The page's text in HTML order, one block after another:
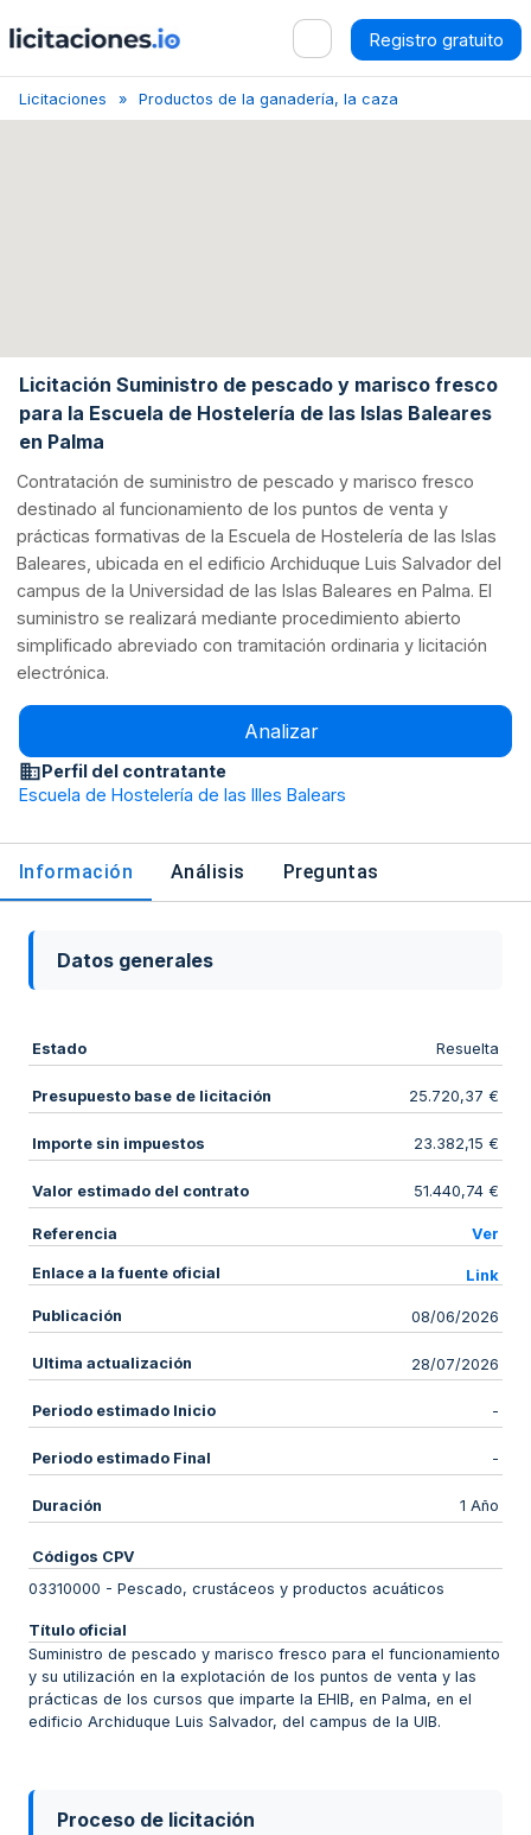
Registro gratuito
Licitaciones Productos de la ganadería, la caza y la pesca
Licitación Suministro de pescado y marisco fresco
para la Escuela de Hostelería de las Islas Baleares
en Palma
Contratación de suministro de pescado y marisco fresco
destinado al funcionamiento de los puntos de venta y
prácticas formativas de la Escuela de Hostelería de las Islas
Baleares, ubicada en el edificio Archiduque Luis Salvador del
campus de la Universidad de las Islas Baleares en Palma. El
suministro se realizará mediante procedimiento abierto
simplificado abreviado con tramitación ordinaria y licitación
electrónica.
Analizar
Perfil del contratante
Escuela de Hostelería de las Illes Balears
Información Análisis Preguntas
Datos generales
Estado Resuelta
Presupuesto base de licitación 25.720,37 €
Importe sin impuestos 23.382,15 €
Valor estimado del contrato 51.440,74 €
Referencia Ver
Enlace a la fuente oficial Link
Publicación 08/06/2026
Ultima actualización 28/07/2026
Periodo estimado Inicio -
Periodo estimado Final -
Duración 1 Año
Códigos CPV
03310000 - Pescado, crustáceos y productos acuáticos
Título oficial
Suministro de pescado y marisco fresco para el funcionamiento
y su utilización en la explotación de los puntos de venta y las
prácticas de los cursos que imparte la EHIB, en Palma, en el
edificio Archiduque Luis Salvador, del campus de la UIB.
Proceso de licitación